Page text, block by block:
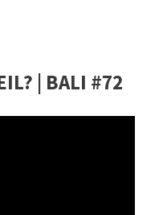
| BALI #72